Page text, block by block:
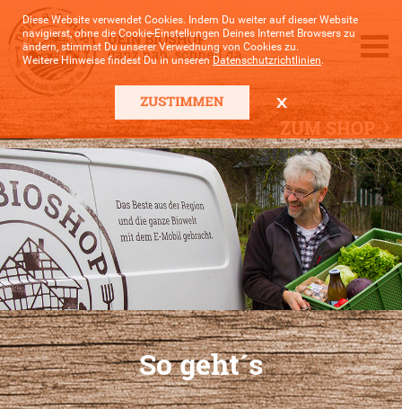
Diese Website verwendet Cookies. Indem Du weiter auf dieser Website
navigierst, ohne die Cookie-Einstellungen Deines Internet Browsers zu
ändern, stimmst Du unserer Verwednung von Cookies zu.
Weitere Hinweise findest Du in unserenDatenschutzrichtlinien.
ZUM SHOP
So geht´s